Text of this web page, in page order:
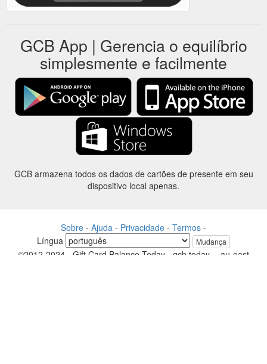
GCB App | Gerencia o equilíbrio
simplesmente e facilmente
GCB armazena todos os dados de cartões de presente em seu
dispositivo local apenas.
Sobre - Ajuda - Privacidade - Termos -
Língua
Mudança
©2012-2024 - Gift Card Balance Today - gcb.today - -au-east